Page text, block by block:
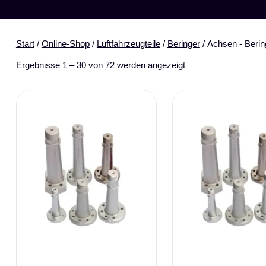
Start/ Online-Shop/ Luftfahrzeugteile/ Beringer/ Achsen -
Ergebnisse 1 – 30 von 72 werden angezeigt